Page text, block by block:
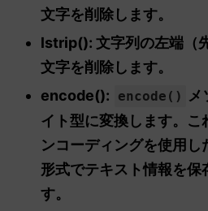
文字を削除します。
lstrip(): 文字列の左端（
文字を削除します。
encode():
encode() メ
イト型に変換します。こ
ンコーディングを使用
形式でテキスト情報を保
す。